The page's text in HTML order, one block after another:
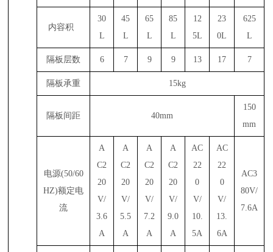
内容积
30
L
45
L
65
L
85
L
12
5L
23
0L
625
L
隔板层数 6 7 9 9 13 17 7
隔板承重 15kg
隔板间距 40mm
150
mm
电源(50/60
HZ)额定电
流
A
C2
20
V/
3.6
A
A
C2
20
V/
5.5
A
A
C2
20
V/
7.2
A
A
C2
20
V/
9.0
A
AC
22
0
V/
10.
5A
AC
22
0
V/
13.
6A
AC3
80V/
7.6A